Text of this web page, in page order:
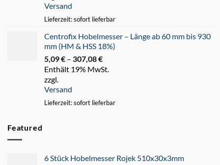
Versand
Lieferzeit: sofort lieferbar
Centrofix Hobelmesser – Länge ab 60 mm bis 930
mm (HM & HSS 18%)
5,09€ – 307,08€
5,09 €
Enthält 19% MwSt.
zzgl.
Versand
Lieferzeit: sofort lieferbar
Featured
6 Stück Hobelmesser Rojek 510x30x3mm